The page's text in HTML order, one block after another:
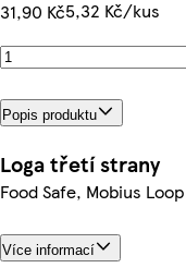
31,90 Kč5,32 Kč/kus
Popis produktu
Loga třetí strany
Food Safe, Mobius Loop
Více informací